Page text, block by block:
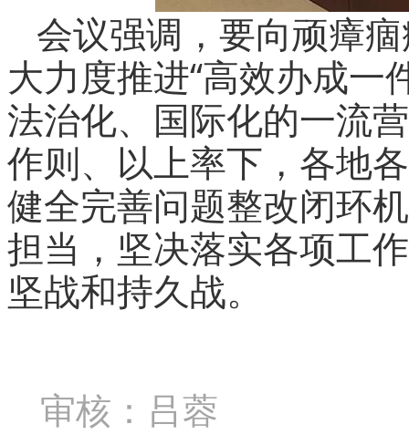
会议强调，要向顽瘴
大力度推进“高效办成一
法治化、国际化的一流
作则、以上率下，各地
健全完善问题整改闭环
担当，坚决落实各项工
坚战和持久战。
审核：吕蓉